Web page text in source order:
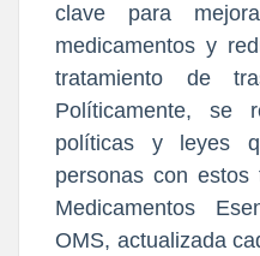
clave para
medicamentos y
tratamiento de
Políticamente, se
políticas y leyes
personas con
Medicamentos
OMS, actualizada